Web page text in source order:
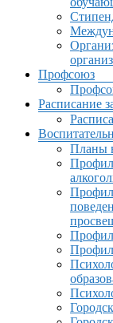
Профсоюз
Расписание
Планы